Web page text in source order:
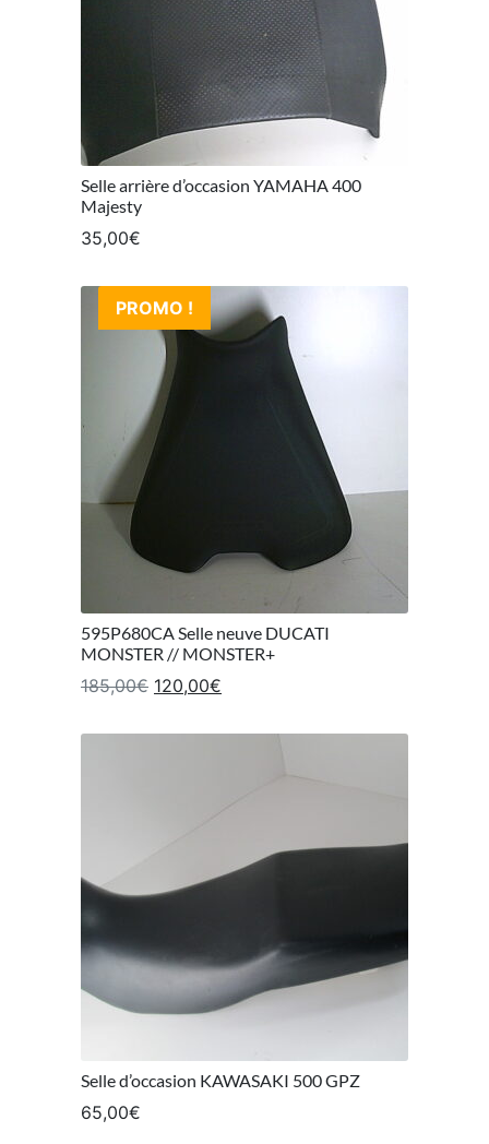
Selle arrière d’occasion YAMAHA 400
Majesty
35,00€
PROMO !
595P680CA Selle neuve DUCATI
MONSTER // MONSTER+
185,00€ Le prix initial était : 185,00€.
120,00€
Selle d’occasion KAWASAKI 500 GPZ
65,00€